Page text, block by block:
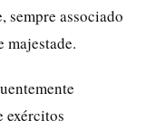
sempre associado
majestade.
exércitos